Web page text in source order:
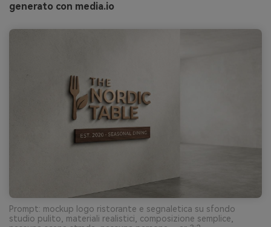
generato con media.io
Prompt: mockup logo ristorante e segnaletica su sfondo
studio pulito, materiali realistici, composizione semplice,